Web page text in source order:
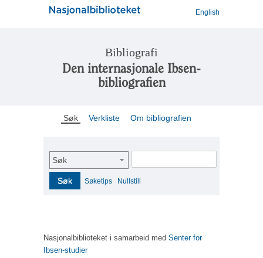
English
Bibliografi
Den internasjonale Ibsen-
bibliografien
Søk Verkliste Om bibliografien
Søk
Søk Søketips Nullstill
Nasjonalbiblioteket i samarbeid med Senter for
Ibsen-studier